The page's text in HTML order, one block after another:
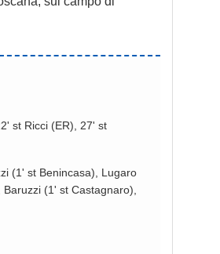
st Ricci (ER), 27' st
(1' st Benincasa), Lugaro
(1' st Castagnaro),